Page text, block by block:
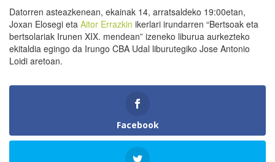
Datorren asteazkenean, ekainak 14, arratsaldeko 19:00etan,
Joxan Elosegi eta Aitor Errazkin ikerlari irundarren “Bertsoak eta
bertsolariak Irunen XIX. mendean” izeneko liburua aurkezteko
ekitaldia egingo da Irungo CBA Udal liburutegiko Jose Antonio
Loidi aretoan.
Facebook